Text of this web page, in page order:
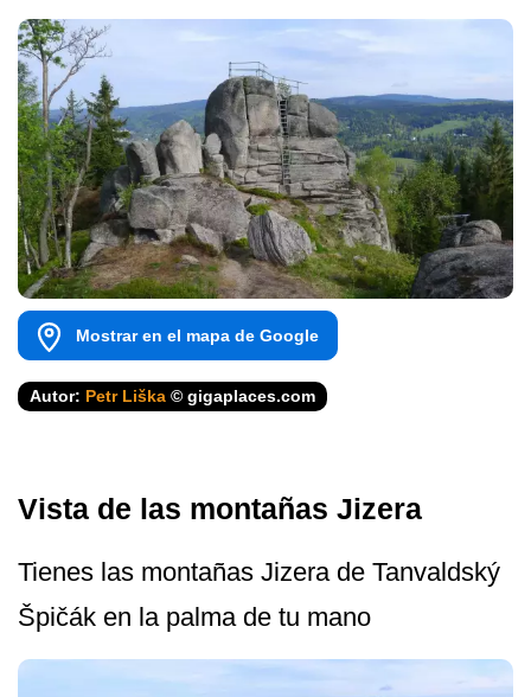
Mostrar en el mapa de Google
Autor: Petr Liška © gigaplaces.com
Vista de las montañas Jizera
Tienes las montañas Jizera de Tanvaldský
Špičák en la palma de tu mano